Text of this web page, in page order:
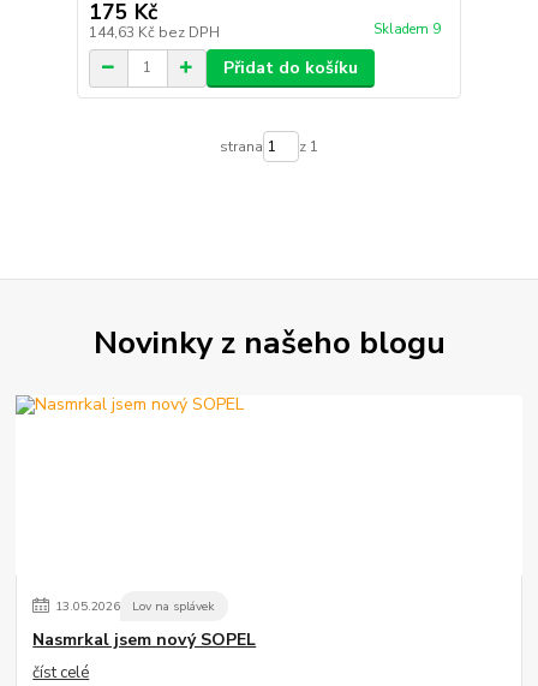
175 Kč
144,63 Kč bez DPH Skladem 9
Přidat do košíku
strana z 1
Novinky z našeho blogu
13.05.2026 Lov na splávek
Nasmrkal jsem nový SOPEL
číst celé